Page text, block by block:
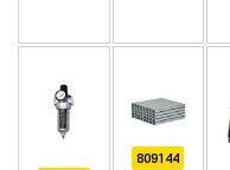
809144